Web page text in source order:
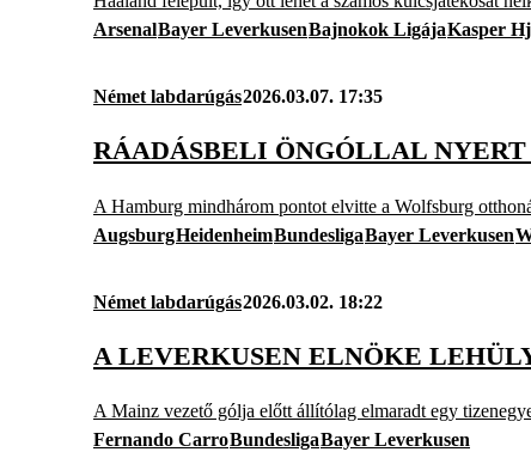
ArsenalBayer LeverkusenBajnokok LigájaKasper
Német labdarúgás2026.03.07. 17:35
RÁADÁSBELI ÖNGÓLLAL
A Hamburg mindhárom pontot elvitte a Wolfsburg
AugsburgHeidenheimBundesligaBayer Leverkusen
Német labdarúgás2026.03.02. 18:22
A LEVERKUSEN ELNÖKE
A Mainz vezető gólja előtt állítólag elmaradt egy
Fernando CarroBundesligaBayer Leverkusen